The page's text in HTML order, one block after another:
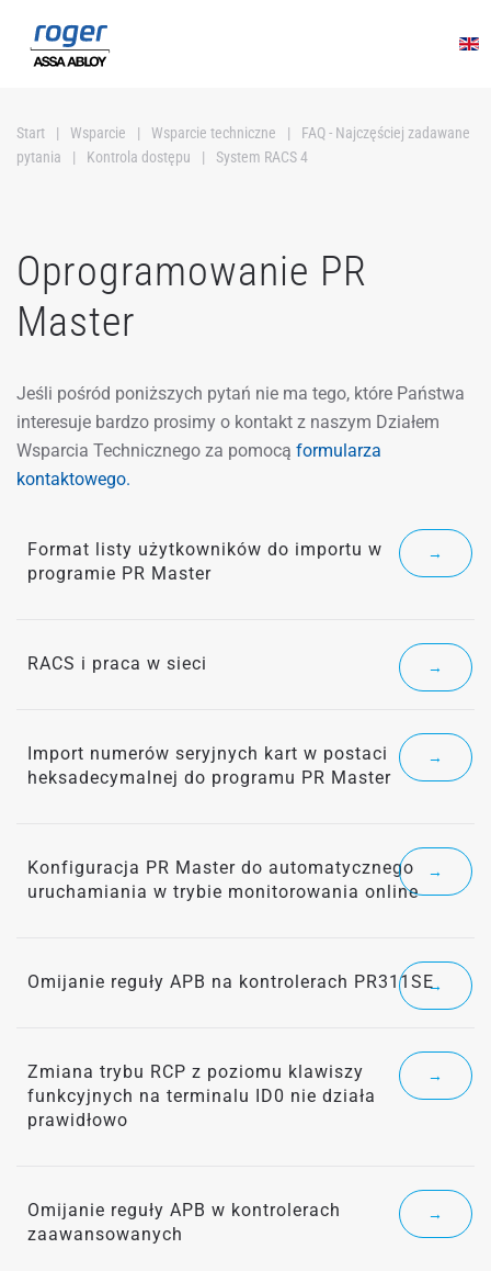
Przejdź do głównej treści
Start Wsparcie Wsparcie techniczne
FAQ - Najczęściej zadawane
pytania
Kontrola dostępu System RACS 4
Oprogramowanie PR
Master
Jeśli pośród poniższych pytań nie ma tego, które Państwa
interesuje bardzo prosimy o kontakt z naszym Działem
Wsparcia Technicznego za pomocą formularza
kontaktowego.
Format listy użytkowników do importu w
programie PR Master
→
RACS i praca w sieci →
Import numerów seryjnych kart w postaci
heksadecymalnej do programu PR Master
→
Konfiguracja PR Master do automatycznego
uruchamiania w trybie monitorowania online
→
Omijanie reguły APB na kontrolerach PR311SE→
Zmiana trybu RCP z poziomu klawiszy
funkcyjnych na terminalu ID0 nie działa
prawidłowo
→
Omijanie reguły APB w kontrolerach
zaawansowanych
→